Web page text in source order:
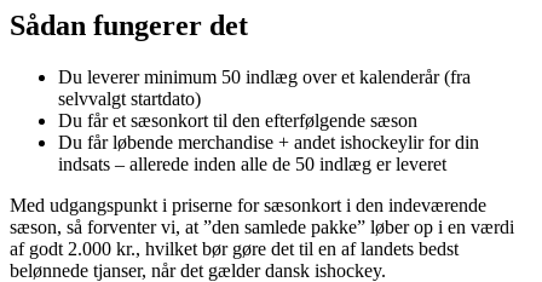
Sådan fungerer det
Du leverer minimum 50 indlæg over et kalenderår (fra
selvvalgt startdato)
Du får et sæsonkort til den efterfølgende sæson
Du får løbende merchandise + andet ishockeylir for din
indsats – allerede inden alle de 50 indlæg er leveret
Med udgangspunkt i priserne for sæsonkort i den indeværende
sæson, så forventer vi, at ”den samlede pakke” løber op i en værdi
af godt 2.000 kr., hvilket bør gøre det til en af landets bedst
belønnede tjanser, når det gælder dansk ishockey.